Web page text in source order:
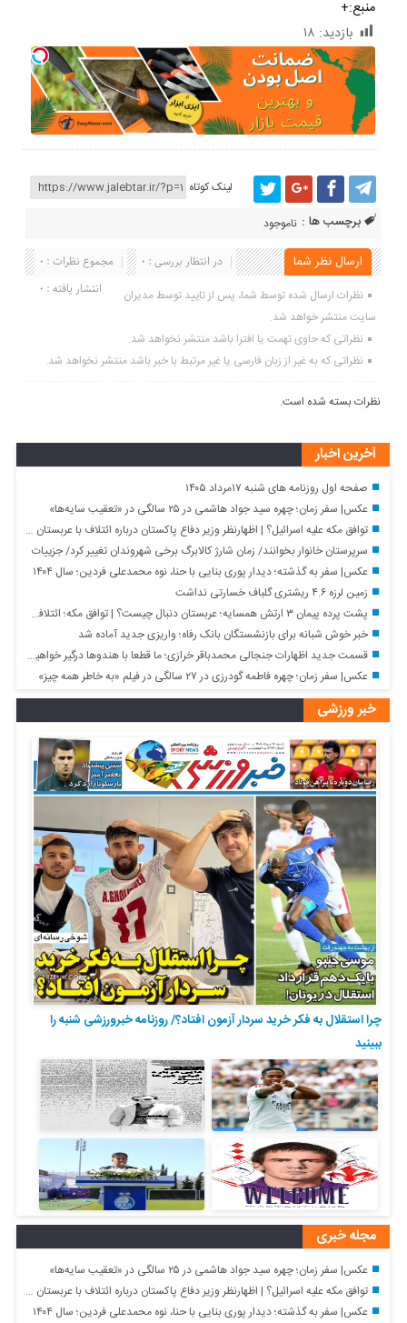
منبع:+
بازدید: ۱۸
لینک کوتاه
برچسب ها : ناموجود
ارسال نظر شما مجموع نظرات : 0
در انتظار بررسی : 0
انتشار یافته : 0
نظرات ارسال شده توسط شما، پس از تایید توسط مدیران
سایت منتشر خواهد شد.
نظراتی که حاوی تهمت یا افترا باشد منتشر نخواهد شد.
نظراتی که به غیر از زبان فارسی یا غیر مرتبط با خبر باشد منتشر نخواهد شد.
نظرات بسته شده است.
آخرین اخبار
صفحه اول روزنامه های شنبه ۱۷مرداد ۱۴۰۵
عکس| سفر زمان؛ چهره سید جواد هاشمی در ۲۵ سالگی در «تعقیب سایه‌ها»
توافق مکه علیه اسرائیل؟ | اظهارنظر وزیر دفاع پاکستان درباره ائتلاف با عربستان و ترکیه
سرپرستان خانوار بخوانند/ زمان شارژ کالابرگ برخی شهروندان تغییر کرد/ جزییات
عکس| سفر به گذشته؛ دیدار پوری بنایی با حنا، نوه محمدعلی فردین؛ سال ۱۴۰۴
زمین لرزه ۴.۶ ریشتری گلباف خسارتی نداشت
پشت پرده پیمان ۳ ارتش همسایه؛ عربستان دنبال چیست؟ | توافق مکه؛ ائتلافی برای جنگیدن؟ | پنج نکته پیمان عربستان، ترکیه و پاکستان
خبر خوش شبانه برای بازنشستگان بانک رفاه؛ واریزی جدید آماده شد
قسمت جدید اظهارات جنجالی محمدباقر خرازی؛ ما قطعا با هندوها درگیر خواهیم شد/ میان هندوها و یهودیان و اسرائیل پیوندهای ذاتی وجود دارد
عکس| سفر زمان؛ چهره فاطمه گودرزی در ۲۷ سالگی در فیلم «به خاطر همه چیز»
خبر ورزشی
چرا استقلال به فکر خرید سردار آزمون افتاد؟/ روزنامه خبرورزشی شنبه را
ببینید
مجله خبری
عکس| سفر زمان؛ چهره سید جواد هاشمی در ۲۵ سالگی در «تعقیب سایه‌ها»
توافق مکه علیه اسرائیل؟ | اظهارنظر وزیر دفاع پاکستان درباره ائتلاف با عربستان و ترکیه
عکس| سفر به گذشته؛ دیدار پوری بنایی با حنا، نوه محمدعلی فردین؛ سال ۱۴۰۴